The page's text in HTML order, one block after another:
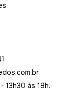
13h30 às 18h.